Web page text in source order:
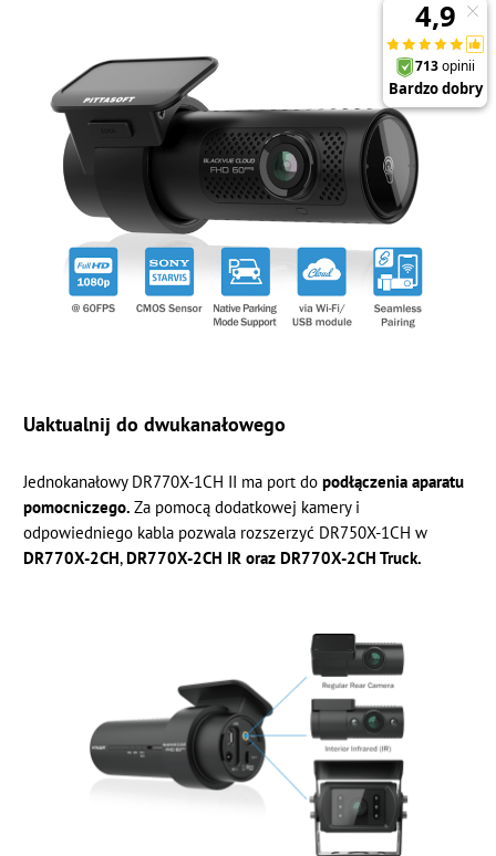
Uaktualnij do dwukanałowego
Jednokanałowy DR770X-1CH II ma port dopodłączenia aparatu
pomocniczego.Za pomocą dodatkowej kamery i
odpowiedniego kabla pozwala rozszerzyć DR750X-1CH w
DR770X-2CH,DR770X-2CH IR oraz DR770X-2CH Truck.